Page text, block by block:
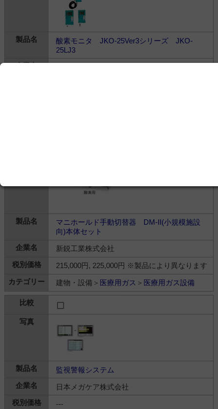
酸素モニタ JKO-25Ver3シリーズ JKO-
25LJ3
マニホールド手動切替器 DM-II(小規模施設
向)本体セット
新鋭工業株式会社
215,000円, 225,000円 ※製品により異なります
建物・設備＞ 医療用ガス ＞ 医療用ガス設備
監視警報システム
日本メガケア株式会社
---